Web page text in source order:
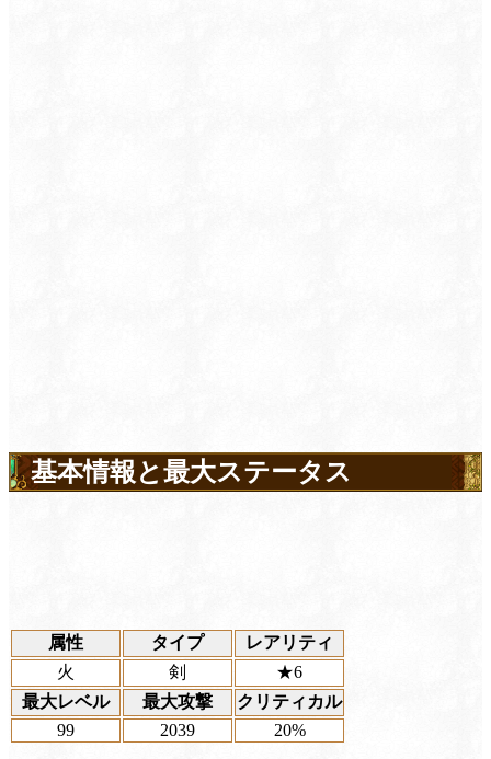
基本情報と最大ステータス
属性 タイプ
レアリティ
火
剣
★6
最大レベル
最大攻撃
クリティカル
99
2039 20%